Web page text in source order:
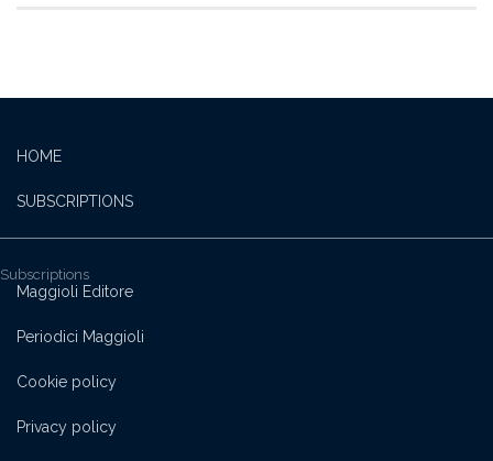
HOME
SUBSCRIPTIONS
Subscriptions
Maggioli Editore
Periodici Maggioli
Cookie policy
Privacy policy